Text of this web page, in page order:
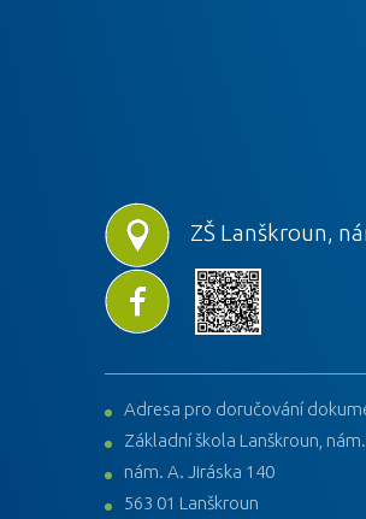
ZŠ Lanškroun,
Adresa pro doručování
Základní škola Lanškroun,
nám. A. Jiráska 140
563 01 Lanškroun